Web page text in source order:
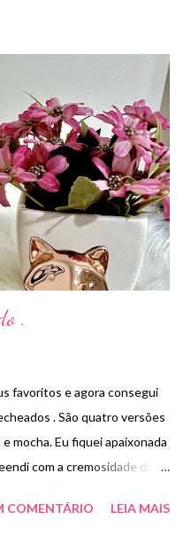
.
favoritos e agora consegui
. São quatro versões
mocha. Eu fiquei apaixonada
com a cremosidade dos
COMENTÁRIO LEIA MAIS